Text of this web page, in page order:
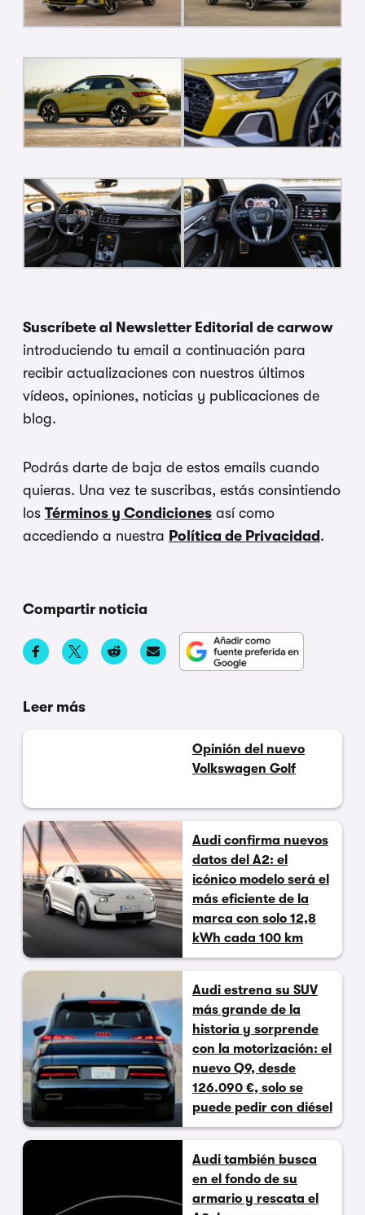
Suscríbete al Newsletter Editorial de carwow
introduciendo tu email a continuación para
recibir actualizaciones con nuestros últimos
vídeos, opiniones, noticias y publicaciones de
blog.
Podrás darte de baja de estos emails cuando
quieras. Una vez te suscribas, estás consintiendo
los Términos y Condiciones así como
accediendo a nuestra Política de Privacidad.
Compartir noticia
Leer más
Opinión del nuevo
Volkswagen Golf
Audi confirma nuevos
datos del A2: el
icónico modelo será el
más eficiente de la
marca con solo 12,8
kWh cada 100 km
Audi estrena su SUV
más grande de la
historia y sorprende
con la motorización: el
nuevo Q9, desde
126.090 €, solo se
puede pedir con diésel
Audi también busca
en el fondo de su
armario y rescata el